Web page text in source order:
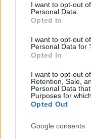
I want to opt-out
Personal Data.
Opted In
I want to opt-out
Personal Data for
Opted In
I want to opt-out
Retention, Sale,
Personal Data
Purposes for
Opted Out
Google consents
Il secondo
Alberto Benegas
dell’Università di
liberalismo è il
del prossimo,
aggressione, sulla
libertà e della
fondamentali sono